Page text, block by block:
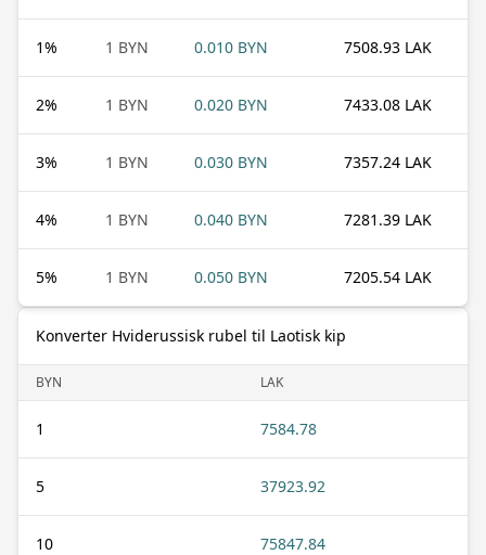
1% 1 BYN 0.010 BYN 7508.93 LAK
2% 1 BYN 0.020 BYN 7433.08 LAK
3% 1 BYN 0.030 BYN 7357.24 LAK
4% 1 BYN 0.040 BYN 7281.39 LAK
5% 1 BYN 0.050 BYN 7205.54 LAK
Konverter Hviderussisk rubel til Laotisk kip
BYN LAK
1 7584.78
5 37923.92
10 75847.84